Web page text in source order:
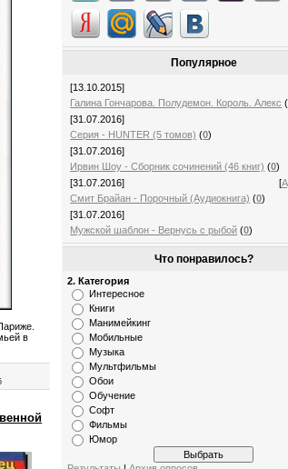
в
Популярное
[13.10.2015]
Галина Гончарова. Полудемон. Король. Алекс (
[31.07.2016]
Серия - HUNTER (5 томов) (0)
[31.07.2016]
Ирвин Шоу - Сборник сочинений (46 книг) (0)
[31.07.2016]
[
Смит Брайан - Порочный (Аудиокнига) (0)
[31.07.2016]
Мужской шаблон - Вернусь с рыбой (0)
Что понравилось?
2. Категория
Интересное
Книги
Манимейкинг
Мобильные
Музыка
Мультфильмы
Обои
Обучение
Софт
Фильмы
Юмор